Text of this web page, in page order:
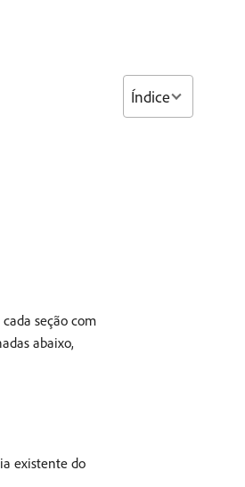
seção com
abaixo,
existente do
Índice